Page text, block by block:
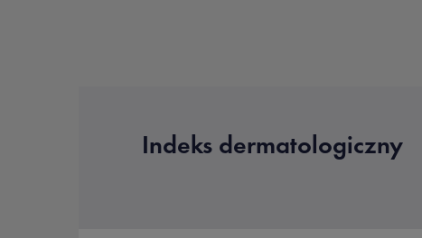
Indeks dermatologiczny